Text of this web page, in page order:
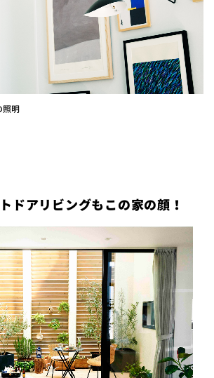
照明
ドアリビングもこの家の顔！